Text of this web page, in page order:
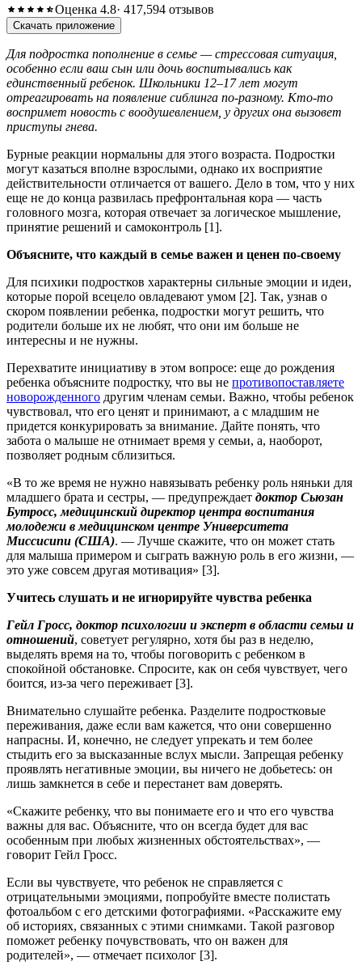
Оценка 4.8· 417,594 отзывов
Скачать приложение
Для подростка пополнение в семье — стрессовая ситуация,
особенно если ваш сын или дочь воспитывались как
единственный ребенок. Школьники 12–17 лет могут
отреагировать на появление сиблинга по-разному. Кто-то
воспримет новость с воодушевлением, у других она вызовет
приступы гнева.
Бурные реакции нормальны для этого возраста. Подростки
могут казаться вполне взрослыми, однако их восприятие
действительности отличается от вашего. Дело в том, что у них
еще не до конца развилась префронтальная кора — часть
головного мозга, которая отвечает за логическое мышление,
принятие решений и самоконтроль [1].
Объясните, что каждый в семье важен и ценен по-своему
Для психики подростков характерны сильные эмоции и идеи,
которые порой всецело овладевают умом [2]. Так, узнав о
скором появлении ребенка, подростки могут решить, что
родители больше их не любят, что они им больше не
интересны и не нужны.
Перехватите инициативу в этом вопросе: еще до рождения
ребенка объясните подростку, что вы не противопоставляете
новорожденного другим членам семьи. Важно, чтобы ребенок
чувствовал, что его ценят и принимают, а с младшим не
придется конкурировать за внимание. Дайте понять, что
забота о малыше не отнимает время у семьи, а, наоборот,
позволяет родным сблизиться.
«В то же время не нужно навязывать ребенку роль няньки для
младшего брата и сестры, — предупреждает доктор Сьюзан
Бутросс, медицинский директор центра воспитания
молодежи в медицинском центре Университета
Миссисипи (США). — Лучше скажите, что он может стать
для малыша примером и сыграть важную роль в его жизни, —
это уже совсем другая мотивация» [3].
Учитесь слушать и не игнорируйте чувства ребенка
Гейл Гросс, доктор психологии и эксперт в области семьи и
отношений, советует регулярно, хотя бы раз в неделю,
выделять время на то, чтобы поговорить с ребенком в
спокойной обстановке. Спросите, как он себя чувствует, чего
боится, из-за чего переживает [3].
Внимательно слушайте ребенка. Разделите подростковые
переживания, даже если вам кажется, что они совершенно
напрасны. И, конечно, не следует упрекать и тем более
стыдить его за высказанные вслух мысли. Запрещая ребенку
проявлять негативные эмоции, вы ничего не добьетесь: он
лишь замкнется в себе и перестанет вам доверять.
«Скажите ребенку, что вы понимаете его и что его чувства
важны для вас. Объясните, что он всегда будет для вас
особенным при любых жизненных обстоятельствах», —
говорит Гейл Гросс.
Если вы чувствуете, что ребенок не справляется с
отрицательными эмоциями, попробуйте вместе полистать
фотоальбом с его детскими фотографиями. «Расскажите ему
об историях, связанных с этими снимками. Такой разговор
поможет ребенку почувствовать, что он важен для
родителей», — отмечает психолог [3].